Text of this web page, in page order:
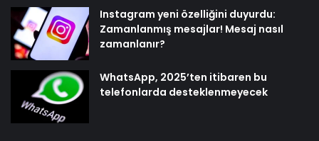
Instagram yeni özelliğini duyurdu:
Zamanlanmış mesajlar! Mesaj nasıl
zamanlanır?
WhatsApp, 2025’ten itibaren bu
telefonlarda desteklenmeyecek